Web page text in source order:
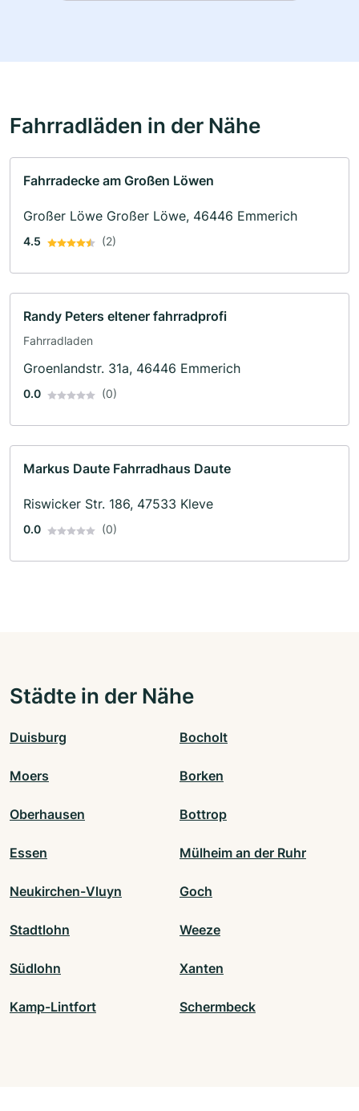
Fahrradläden in der Nähe
Fahrradecke am Großen Löwen
Großer Löwe Großer Löwe, 46446 Emmerich
4.5 (2)
Randy Peters eltener fahrradprofi
Fahrradladen
Groenlandstr. 31a, 46446 Emmerich
0.0 (0)
Markus Daute Fahrradhaus Daute
Riswicker Str. 186, 47533 Kleve
0.0 (0)
Städte in der Nähe
Duisburg Bocholt
Moers Borken
Oberhausen Bottrop
Essen Mülheim an der Ruhr
Neukirchen-Vluyn Goch
Stadtlohn Weeze
Südlohn Xanten
Kamp-Lintfort Schermbeck